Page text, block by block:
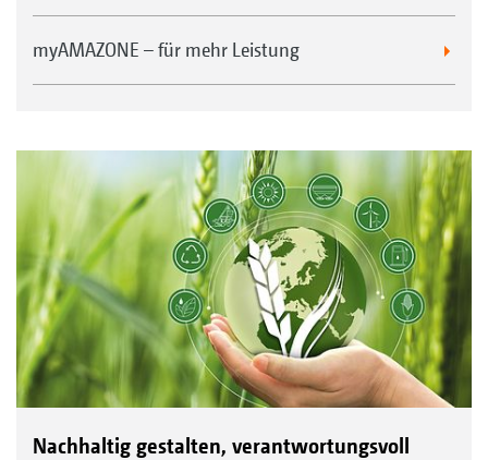
myAMAZONE – für mehr Leistung
Nachhaltig gestalten, verantwortungsvoll